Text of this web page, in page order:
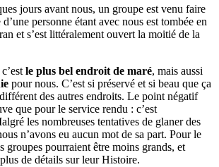
jours avant nous, un groupe est venu faire
personne étant avec nous est tombée en
et s’est littéralement ouvert la moitié de la
c’est le plus bel endroit de maré, mais aussi
pour nous. C’est si préservé et si beau que ça
des autres endroits. Le point négatif
que pour le service rendu : c’est
les nombreuses tentatives de glaner des
n’avons eu aucun mot de sa part. Pour le
groupes pourraient être moins grands, et
de détails sur leur Histoire.